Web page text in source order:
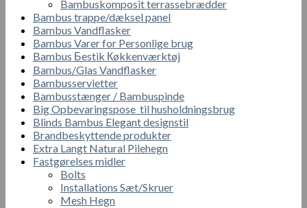
Bambuskomposit terrassebrædder
Bambus trappe/dæksel panel
Bambus Vandflasker
Bambus Varer for Personlige brug
Bambus Бestik Кøkkenværktøj
Bambus/Glas Vandflasker
Bambusservietter
Bambusstænger / Bambuspinde
Big Opbevaringspose til husholdningsbrug
Blinds Bambus Elegant designstil
Brandbeskyttende produkter
Extra Langt Natural Pilehegn
Fastgørelses midler
Bolts
Installations Sæt/Skruer
Mesh Hegn